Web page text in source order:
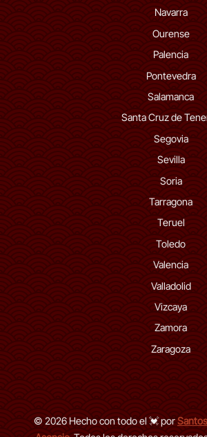
Navarra
Ourense
Palencia
Pontevedra
Salamanca
Santa Cruz de
Segovia
Sevilla
Soria
Tarragona
Teruel
Toledo
Valencia
Valladolid
Vizcaya
Zamora
Zaragoza
© 2026 Hecho con todo el 💓 por